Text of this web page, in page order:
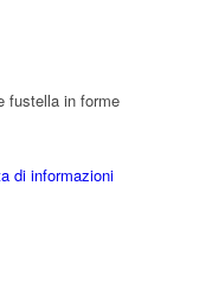
fustella in forme
di informazioni